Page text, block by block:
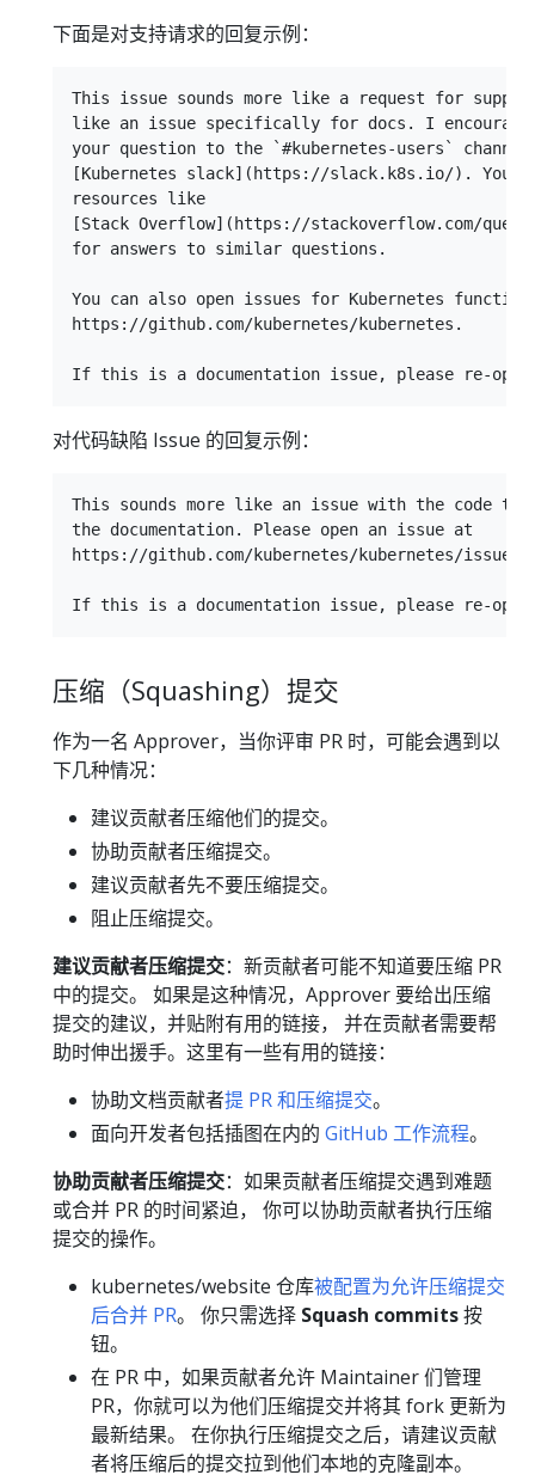
下面是对支持请求的回复示例：
This issue sounds more like a request for
like an issue specifically for docs. I
your question to the `#kubernetes-users`
[Kubernetes slack](https://slack.k8s.io/). You
resources like
[Stack Overflow](https://stackoverflow.com/
for answers to similar questions.
You can also open issues for Kubernetes
https://github.com/kubernetes/kubernetes.
对代码缺陷 Issue 的回复示例：
This sounds more like an issue with the code
the documentation. Please open an issue at
https://github.com/kubernetes/kubernetes/issues.
压缩（Squashing）提交
作为一名 Approver，当你评审 PR 时，可能会遇到以
下几种情况：
建议贡献者压缩他们的提交。
协助贡献者压缩提交。
建议贡献者先不要压缩提交。
阻止压缩提交。
建议贡献者压缩提交：新贡献者可能不知道要压缩 PR
中的提交。 如果是这种情况，Approver 要给出压缩
提交的建议，并贴附有用的链接， 并在贡献者需要帮
助时伸出援手。这里有一些有用的链接：
协助文档贡献者提 PR 和压缩提交。
面向开发者包括插图在内的 GitHub 工作流程。
协助贡献者压缩提交：如果贡献者压缩提交遇到难题
或合并 PR 的时间紧迫， 你可以协助贡献者执行压缩
提交的操作。
kubernetes/website 仓库被配置为允许压缩提交
后合并 PR。 你只需选择 Squash commits按
钮。
在 PR 中，如果贡献者允许 Maintainer 们管理
PR，你就可以为他们压缩提交并将其 fork 更新为
最新结果。 在你执行压缩提交之后，请建议贡献
者将压缩后的提交拉到他们本地的克隆副本。